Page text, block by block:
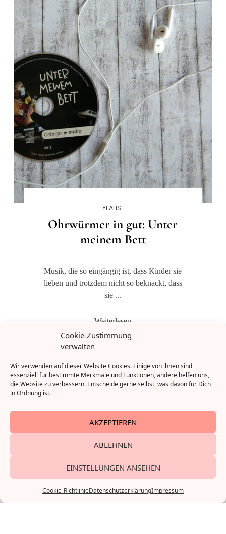
Cookie-Zustimmung
verwalten
Wir verwenden auf dieser Website Cookies. Einige von ihnen sind
essenziell für bestimmte Merkmale und Funktionen, andere helfen uns,
die Website zu verbessern. Entscheide gerne selbst, was davon für Dich
in Ordnung ist.
AKZEPTIEREN
ABLEHNEN
EINSTELLUNGEN ANSEHEN
Cookie-RichtlinieDatenschutzerklärungImpressum
YEAHS
Ohrwürmer in gut: Unter
meinem Bett
Musik, die so eingängig ist, dass Kinder sie
lieben und trotzdem nicht so beknackt, dass
sie ...
Weiterlesen